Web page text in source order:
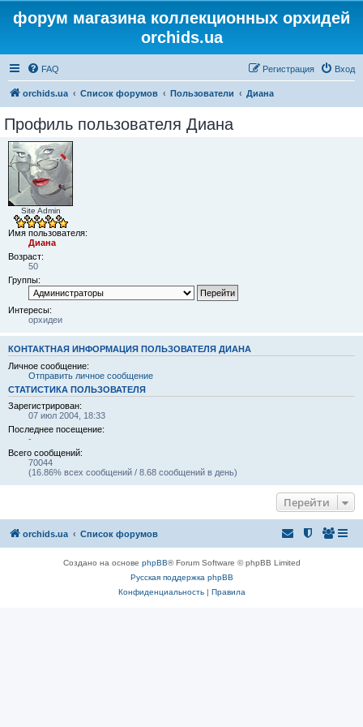
форум магазина коллекционных орхидей
orchids.ua
FAQ Вход
Регистрация
orchids.ua Список форумов Пользователи Диана
Профиль пользователя Диана
Site Admin
Имя пользователя:
Диана
Возраст:
50
Группы:
Интересы:
орхидеи
КОНТАКТНАЯ ИНФОРМАЦИЯ ПОЛЬЗОВАТЕЛЯ ДИАНА
Личное сообщение:
Отправить личное сообщение
СТАТИСТИКА ПОЛЬЗОВАТЕЛЯ
Зарегистрирован:
07 июл 2004, 18:33
Последнее посещение:
-
Всего сообщений:
70044
(16.86% всех сообщений / 8.68 сообщений в день)
Перейти
orchids.ua Список форумов
Создано на основе phpBB® Forum Software © phpBB Limited
Русская поддержка phpBB
Конфиденциальность| Правила